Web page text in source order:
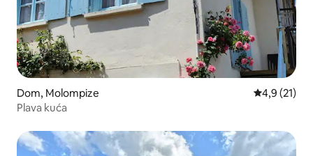
Dom, Molompize Prosečna
4,9 (21)
Plava kuća